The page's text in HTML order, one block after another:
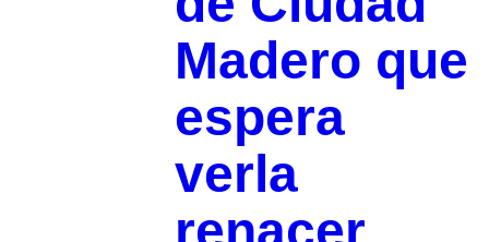
Madero que
espera
verla